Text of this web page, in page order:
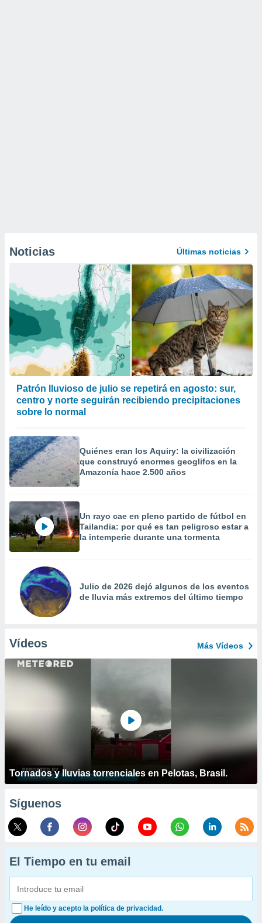
Noticias Últimas noticias
Patrón lluvioso de julio se repetirá en agosto: sur,
centro y norte seguirán recibiendo precipitaciones
sobre lo normal
Quiénes eran los Aquiry: la civilización
que construyó enormes geoglifos en la
Amazonía hace 2.500 años
Un rayo cae en pleno partido de fútbol en
Tailandia: por qué es tan peligroso estar a
la intemperie durante una tormenta
Julio de 2026 dejó algunos de los eventos
de lluvia más extremos del último tiempo
Vídeos Más Vídeos
Tornados y lluvias torrenciales en Pelotas, Brasil.
Síguenos
El Tiempo en tu email
He leído y acepto la política de privacidad.